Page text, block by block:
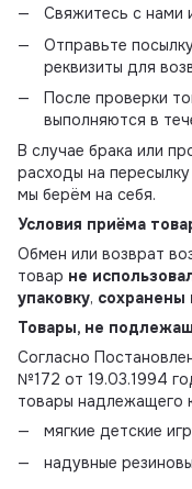
Свяжитесь с нами
Отправьте
реквизиты для
После проверки
выполняются в
В случае брака или
расходы на
мы берём на себя.
Условия приёма
Обмен или возврат
товар не
упаковку, сохранены
Товары, не
Согласно
№172 от 19.03.1994
товары надлежащего
мягкие детские
надувные